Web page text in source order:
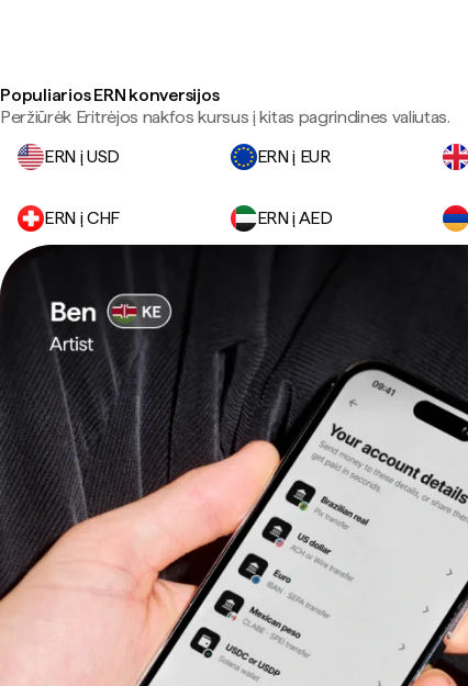
Populiarios ERN konversijos
Peržiūrėk Eritrėjos nakfos kursus į kitas pagrindines valiutas.
ERN į USD
ERN į EUR
ERN į CHF ERN į AED